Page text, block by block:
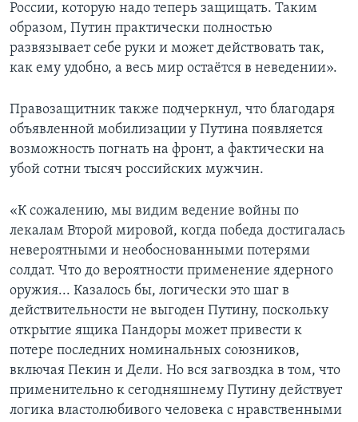
России, которую надо теперь защищать. Таким
образом, Путин практически полностью
развязывает себе руки и может действовать так,
как ему удобно, а весь мир остаётся в неведении».
Правозащитник также подчеркнул, что благодаря
объявленной мобилизации у Путина появляется
возможность погнать на фронт, а фактически на
убой сотни тысяч российских мужчин.
«К сожалению, мы видим ведение войны по
лекалам Второй мировой, когда победа достигалась
невероятными и необоснованными потерями
солдат. Что до вероятности применение ядерного
оружия... Казалось бы, логически это шаг в
действительности не выгоден Путину, поскольку
открытие ящика Пандоры может привести к
потере последних номинальных союзников,
включая Пекин и Дели. Но вся загвоздка в том, что
применительно к сегодняшнему Путину действует
логика властолюбивого человека с нравственными